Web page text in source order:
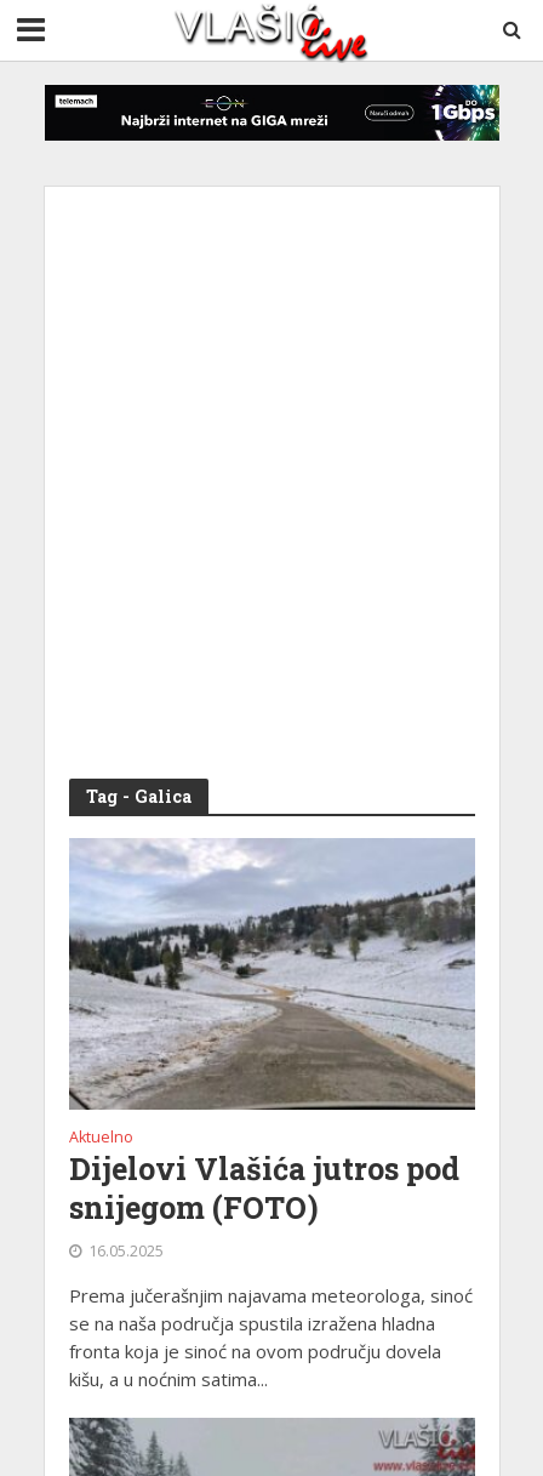
Tag - Galica
Aktuelno
Dijelovi Vlašića jutros pod
snijegom (FOTO)
16.05.2025
Prema jučerašnjim najavama meteorologa, sinoć
se na naša područja spustila izražena hladna
fronta koja je sinoć na ovom području dovela
kišu, a u noćnim satima...